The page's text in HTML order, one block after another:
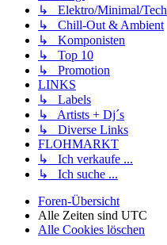
↳ Elektro/Minimal/Tech
↳ Chill-Out & Ambient
↳ Komponisten
↳ Top 10
↳ Promotion
LINKS
↳ Labels
↳ Artists + Dj´s
↳ Diverse Links
FLOHMARKT
↳ Ich verkaufe ...
↳ Ich suche ...
Foren-Übersicht
Alle Zeiten sind UTC
Alle Cookies löschen